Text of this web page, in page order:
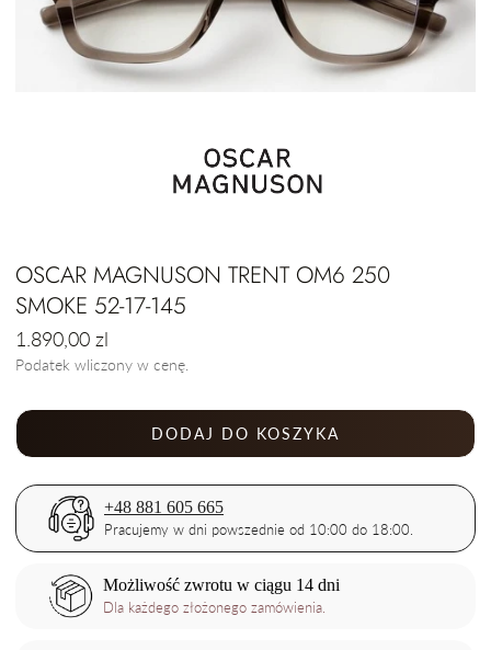
OSCAR MAGNUSON TRENT OM6 250
SMOKE 52-17-145
Cena
regularna
1.890,00 zl
Podatek wliczony w cenę.
DODAJ DO KOSZYKA
+48 881 605 665
Pracujemy w dni powszednie od 10:00 do 18:00.
Możliwość zwrotu w ciągu 14 dni
Dla każdego złożonego zamówienia.